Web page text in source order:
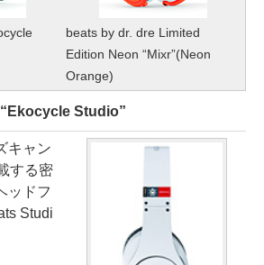
beats by dr. dre Limited
Edition Neon “Mixr”(Neon
Orange)
Studio”
キャン
する密
ッドフ
Studi